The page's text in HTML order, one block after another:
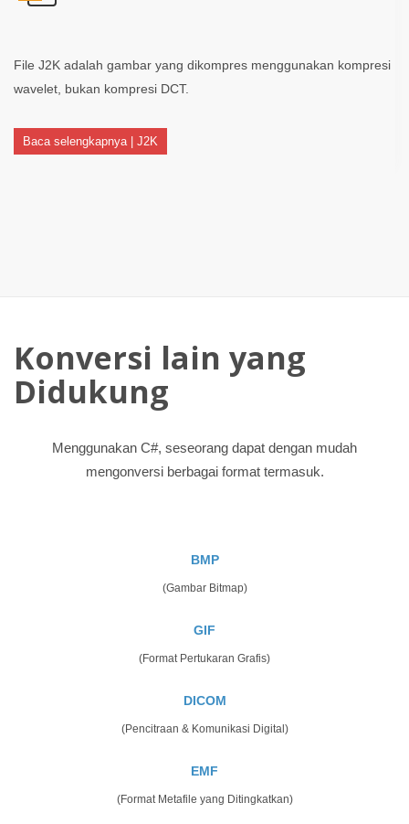
File J2K adalah gambar yang dikompres menggunakan kompresi
wavelet, bukan kompresi DCT.
Baca selengkapnya | J2K
Konversi lain yang
Didukung
Menggunakan C#, seseorang dapat dengan mudah
mengonversi berbagai format termasuk.
BMP
(Gambar Bitmap)
GIF
(Format Pertukaran Grafis)
DICOM
(Pencitraan & Komunikasi Digital)
EMF
(Format Metafile yang Ditingkatkan)